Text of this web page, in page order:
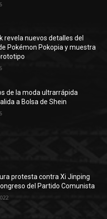
revela nuevos detalles del
Pokémon Pokopia y muestra
de la moda ultrarrápida
a Bolsa de Shein
protesta contra Xi Jinping
del Partido Comunista